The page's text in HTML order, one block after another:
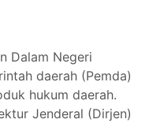
Dalam Negeri
daerah (Pemda)
hukum daerah.
Jenderal (Dirjen)